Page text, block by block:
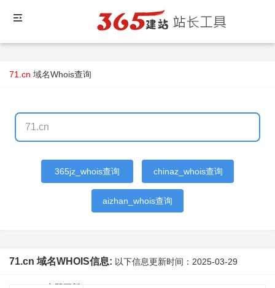
71.cn 域名Whois查询
365jz_whois查询 chinaz_whois查询
aizhan_whois查询
71.cn 域名WHOIS信息: 以下信息更新时间： 2025-03-29